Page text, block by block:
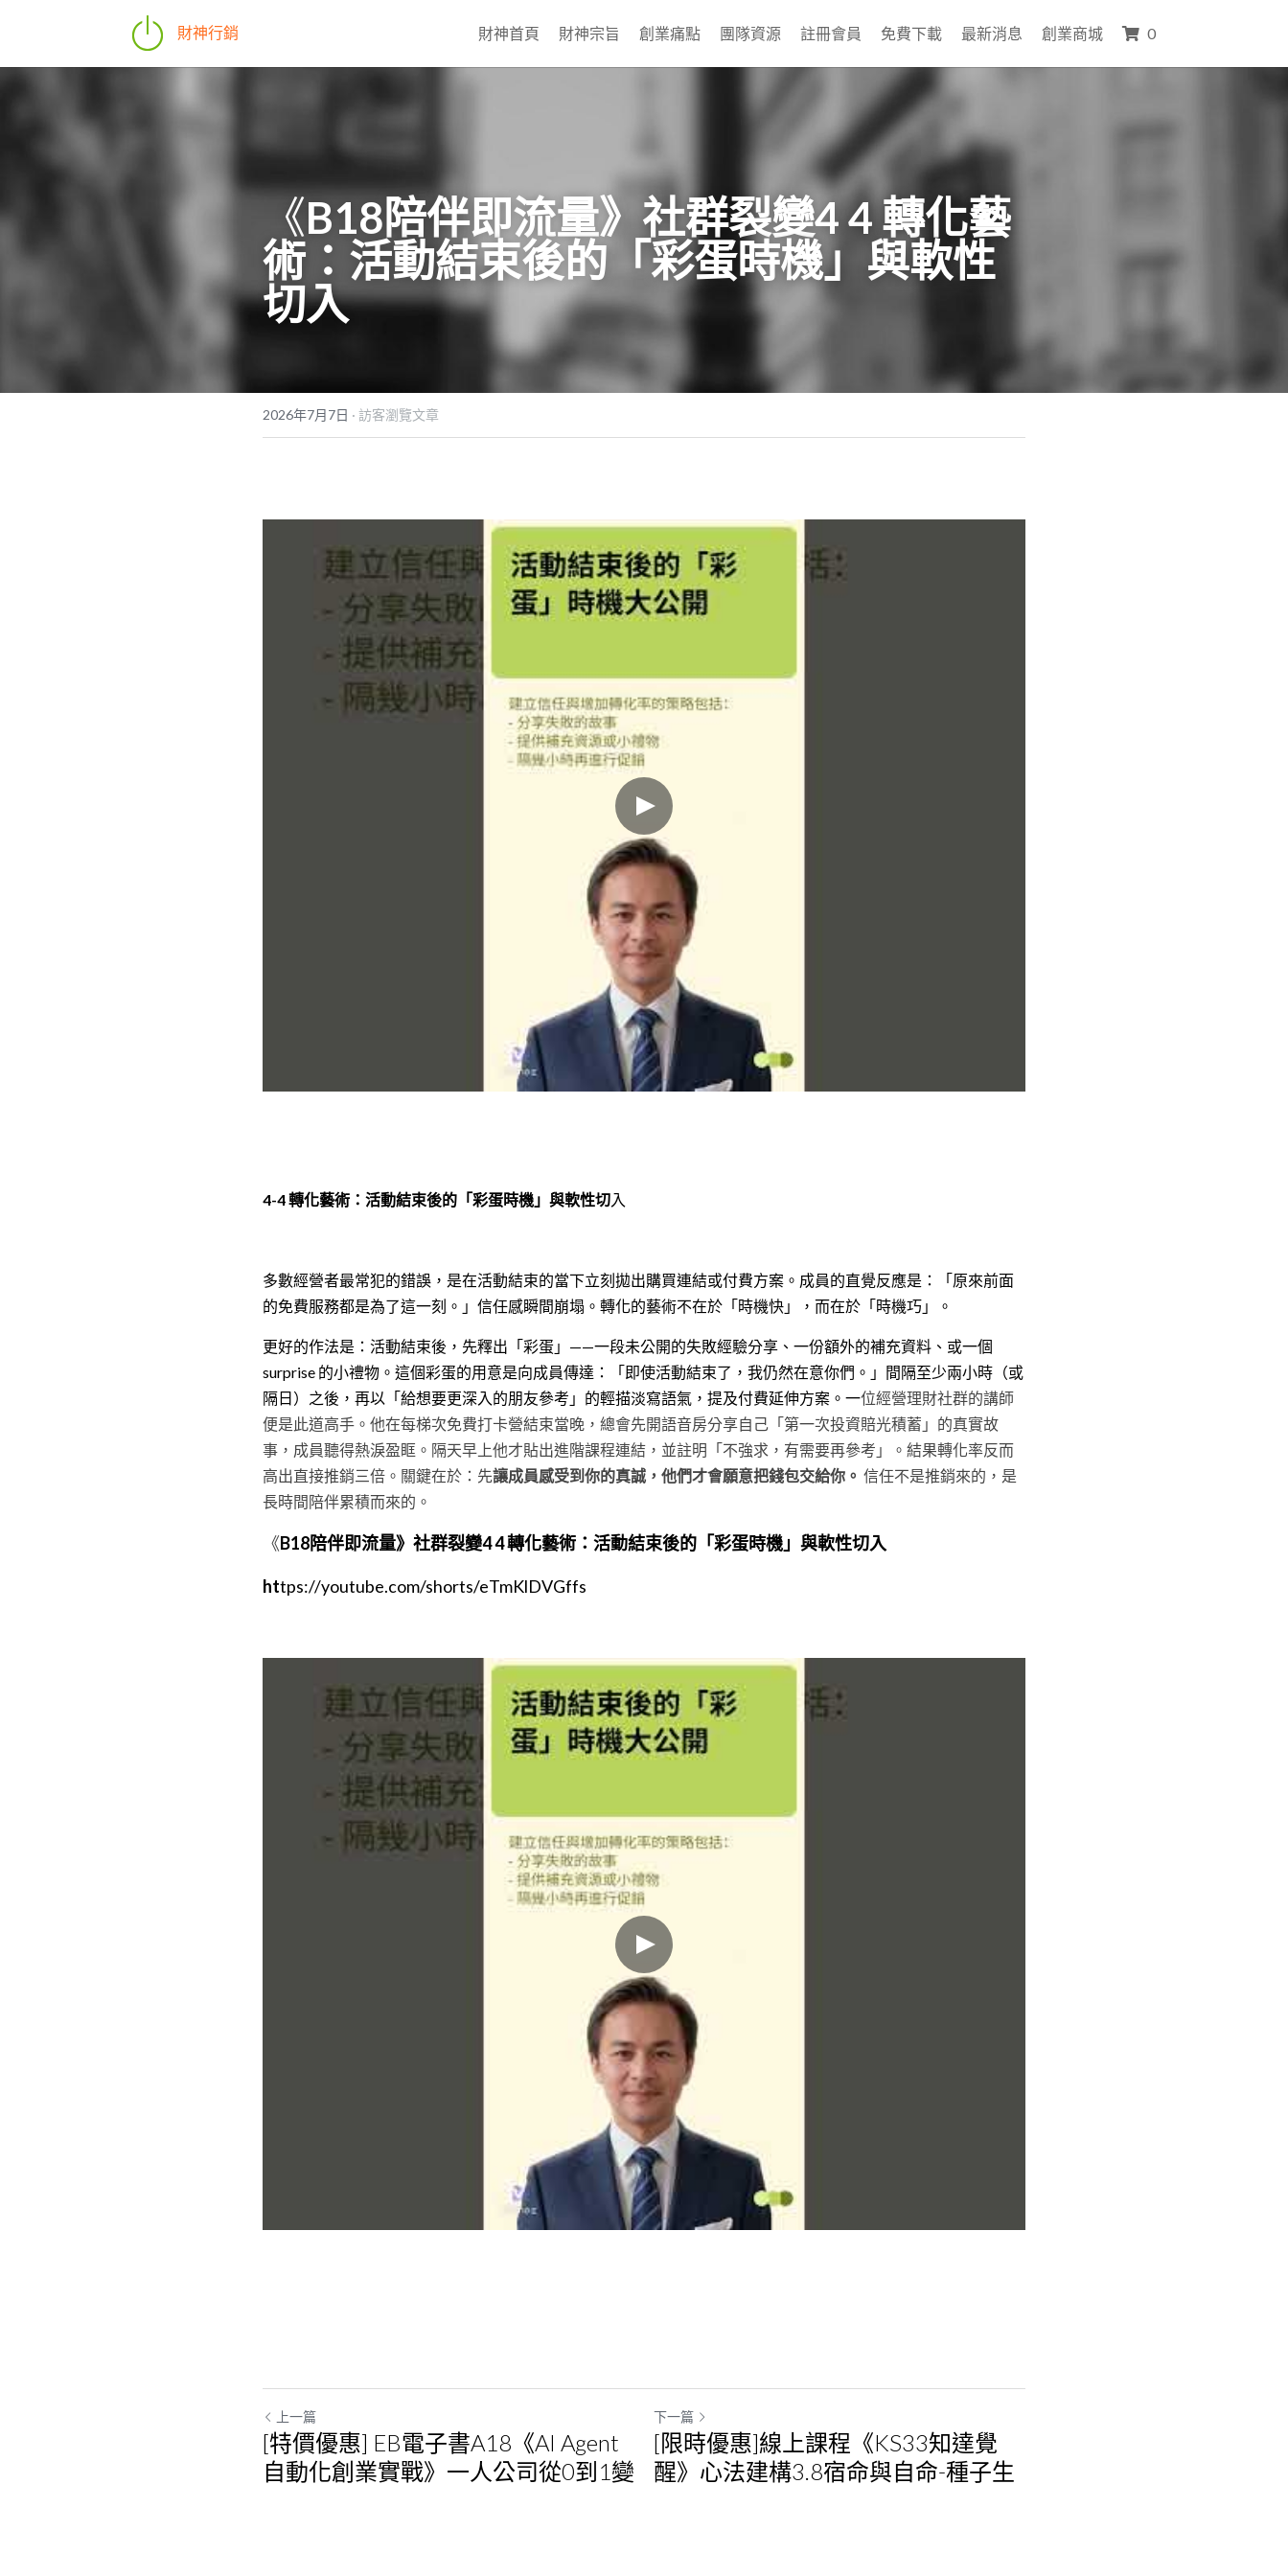
財神行銷 財神首頁 財神宗旨 創業痛點 團隊資源 註冊會員 免費下載 最新消息 創業商城 0
《B18陪伴即流量》社群裂變4 4 轉化藝
術：活動結束後的「彩蛋時機」與軟性
切入
2026年7月7日 · 訪客瀏覽文章
4-4 轉化藝術：活動結束後的「彩蛋時機」與軟性切入
多數經營者最常犯的錯誤，是在活動結束的當下立刻拋出購買連結或付費方案。成員的直覺反應是：「原來前面
的免費服務都是為了這一刻。」信任感瞬間崩塌。轉化的藝術不在於「時機快」，而在於「時機巧」。
更好的作法是：活動結束後，先釋出「彩蛋」——一段未公開的失敗經驗分享、一份額外的補充資料、或一個
surprise 的小禮物。這個彩蛋的用意是向成員傳達：「即使活動結束了，我仍然在意你們。」間隔至少兩小時（或
隔日）之後，再以「給想要更深入的朋友參考」的輕描淡寫語氣，提及付費延伸方案。一位經營理財社群的講師
便是此道高手。他在每梯次免費打卡營結束當晚，總會先開語音房分享自己「第一次投資賠光積蓄」的真實故
事，成員聽得熱淚盈眶。隔天早上他才貼出進階課程連結，並註明「不強求，有需要再參考」。結果轉化率反而
高出直接推銷三倍。關鍵在於：先讓成員感受到你的真誠，他們才會願意把錢包交給你。 信任不是推銷來的，是
長時間陪伴累積而來的。
《B18陪伴即流量》社群裂變4 4 轉化藝術：活動結束後的「彩蛋時機」與軟性切入
https://youtube.com/shorts/eTmKlDVGffs
上一篇
[特價優惠] EB電子書A18《AI Agent
自動化創業實戰》一人公司從0到1變
下一篇
[限時優惠]線上課程《KS33知達覺
醒》心法建構3.8宿命與自命-種子生